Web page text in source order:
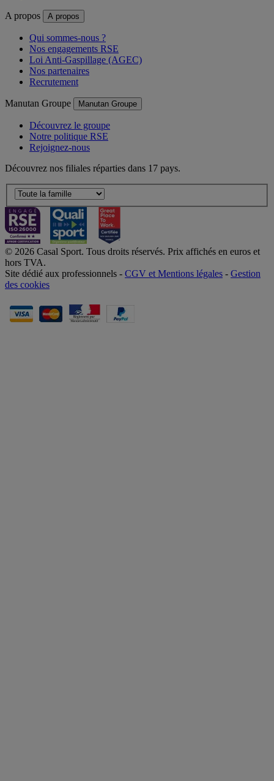
A propos A propos
Qui sommes-nous ?
Nos engagements RSE
Loi Anti-Gaspillage (AGEC)
Nos partenaires
Recrutement
Manutan Groupe Manutan Groupe
Découvrez le groupe
Notre politique RSE
Rejoignez-nous
Découvrez nos filiales réparties dans 17 pays.
© 2026 Casal Sport. Tous droits réservés. Prix affichés en euros et
hors TVA.
Site dédié aux professionnels - CGV et Mentions légales - Gestion
des cookies